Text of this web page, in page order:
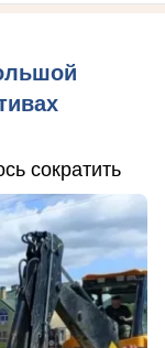
сократить